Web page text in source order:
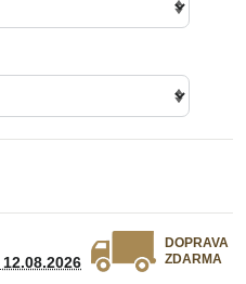
12.08.2026
DOPRAVA
ZDARMA